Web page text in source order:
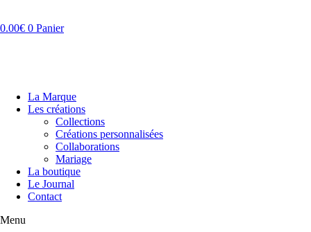
contenu
0.00€ 0 Panier
La Marque
Les créations
Collections
Créations personnalisées
Collaborations
Mariage
La boutique
Le Journal
Contact
Menu